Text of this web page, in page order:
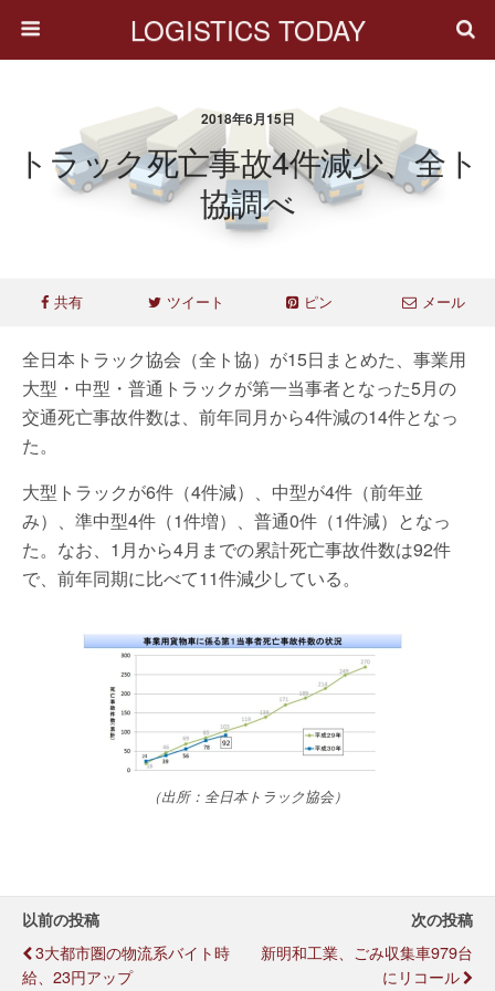
LOGISTICS TODAY
2018年6月15日
トラック死亡事故4件減少、全ト
協調べ
共有 ツイート ピン メール
全日本トラック協会（全ト協）が15日まとめた、事業用
大型・中型・普通トラックが第一当事者となった5月の
交通死亡事故件数は、前年同月から4件減の14件となっ
た。
大型トラックが6件（4件減）、中型が4件（前年並
み）、準中型4件（1件増）、普通0件（1件減）となっ
た。なお、1月から4月までの累計死亡事故件数は92件
で、前年同期に比べて11件減少している。
（出所：全日本トラック協会）
以前の投稿
3大都市圏の物流系バイト時
給、23円アップ
次の投稿
新明和工業、ごみ収集車979台
にリコール